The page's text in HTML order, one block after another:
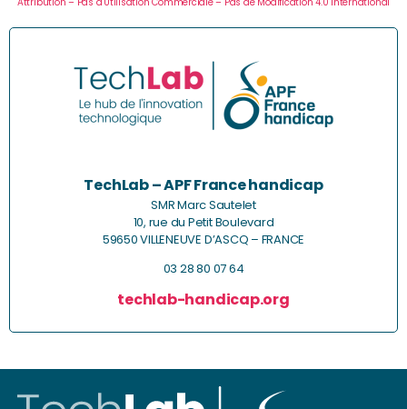
TechLab – APF France handicap
SMR Marc Sautelet
10, rue du Petit Boulevard
59650 VILLENEUVE D’ASCQ – FRANCE
03 28 80 07 64
techlab-handicap.org